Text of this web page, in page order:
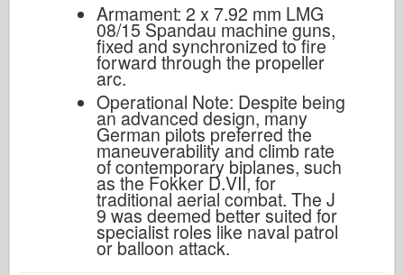
Armament: 2 x 7.92 mm LMG
08/15 Spandau machine guns,
fixed and synchronized to fire
forward through the propeller
arc.
Operational Note: Despite being
an advanced design, many
German pilots preferred the
maneuverability and climb rate
of contemporary biplanes, such
as the Fokker D.VII, for
traditional aerial combat. The J
9 was deemed better suited for
specialist roles like naval patrol
or balloon attack.